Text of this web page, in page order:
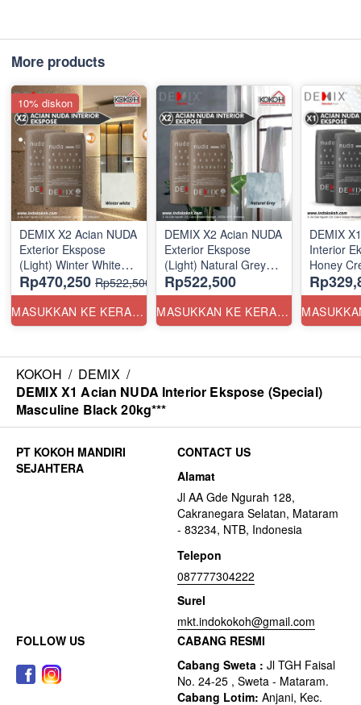
More products
DEMIX X2 Acian NUDA
Exterior Ekspose
(Light) Winter White
20kg
Rp470,250 Rp522,500
MASUKKAN KE KERANJANG
10% diskon
DEMIX X2 Acian NUDA
Exterior Ekspose
(Light) Natural Grey
20kg
Rp522,500
MASUKKAN KE KERANJANG
DEMIX
Interior
Honey
KOKOH / DEMIX /
DEMIX X1 Acian NUDA Interior Ekspose (Special)
Masculine Black 20kg***
CONTACT US
Alamat
Jl AA Gde Ngurah 128,
Cakranegara Selatan, Mataram
- 83234, NTB, Indonesia
Telepon
087777304222
Surel
mkt.indokokoh@gmail.com
FOLLOW US
CABANG RESMI